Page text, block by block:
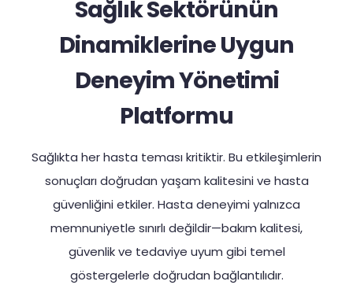
Sağlık Sektörünün
Dinamiklerine Uygun
Deneyim Yönetimi
Platformu
Sağlıkta her hasta teması kritiktir. Bu etkileşimlerin
sonuçları doğrudan yaşam kalitesini ve hasta
güvenliğini etkiler. Hasta deneyimi yalnızca
memnuniyetle sınırlı değildir—bakım kalitesi,
güvenlik ve tedaviye uyum gibi temel
göstergelerle doğrudan bağlantılıdır.